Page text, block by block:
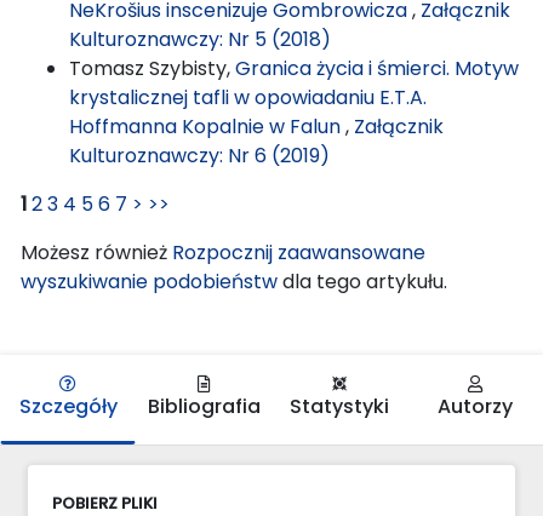
NeKrošius inscenizuje Gombrowicza, Załącznik
Kulturoznawczy: Nr 5 (2018)
Tomasz Szybisty,Granica życia i śmierci. Motyw
krystalicznej tafli w opowiadaniu E.T.A.
Hoffmanna Kopalnie w Falun, Załącznik
Kulturoznawczy: Nr 6 (2019)
123 4 56 7 > >>
Możesz również Rozpocznij zaawansowane
wyszukiwanie podobieństwdla tego artykułu.
Szczegóły Bibliografia Statystyki Autorzy
POBIERZ PLIKI